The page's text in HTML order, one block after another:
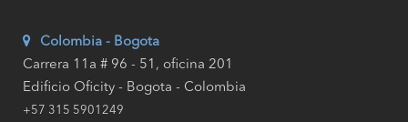
Colombia - Bogota
Carrera 11a # 96 - 51, oficina 201
Edificio Oficity - Bogota - Colombia
+57 315 5901249